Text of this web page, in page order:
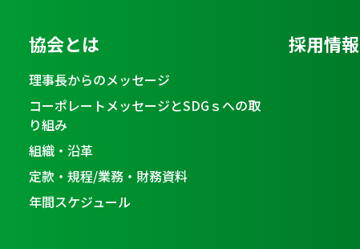
協会とは
理事長からのメッセージ
コーポレートメッセージとSDGｓへの取
り組み
組織・沿革
定款・規程/業務・財務資料
年間スケジュール
採用情報